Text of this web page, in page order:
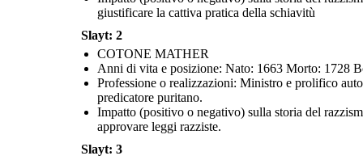
giustificare la cattiva pratica della schiavitù
Slayt: 2
COTONE MATHER
Anni di vita e posizione: Nato: 1663 Morto: 1728
Professione o realizzazioni: Ministro e prolifico
predicatore puritano.
Impatto (positivo o negativo) sulla storia del
approvare leggi razziste.
Slayt: 3